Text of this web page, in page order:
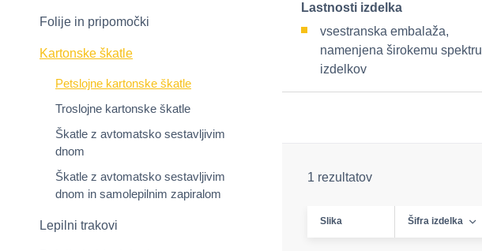
Folije in pripomočki
Kartonske škatle
Petslojne kartonske škatle
Troslojne kartonske škatle
Škatle z avtomatsko sestavljivim
dnom
Škatle z avtomatsko sestavljivim
dnom in samolepilnim zapiralom
Lepilni trakovi
Lastnosti izdelka
vsestranska embalaža,
namenjena širokemu spektru
izdelkov
1 rezultatov
Slika Šifra izdelka